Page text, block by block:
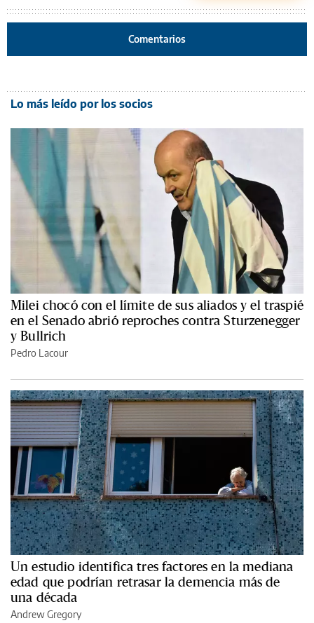
Comentarios
Lo más leído por los socios
Milei chocó con el límite de sus aliados y el traspié
en el Senado abrió reproches contra Sturzenegger
y Bullrich
Pedro Lacour
Un estudio identifica tres factores en la mediana
edad que podrían retrasar la demencia más de
una década
Andrew Gregory